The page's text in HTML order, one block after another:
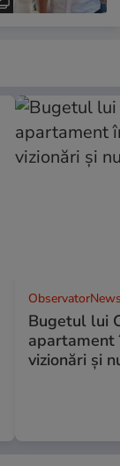
Bugetul lui
apartament
vizionări şi